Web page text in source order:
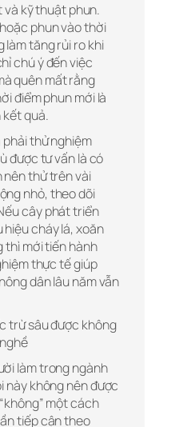
và kỹ thuật phun.
phun vào thời
làm tăng rủi ro khi
chú ý đến việc
quên mất rằng
điểm phun mới là
kết quả.
thử nghiệm
được tư vấn là có
nên thử trên vài
nhỏ, theo dõi
cây phát triển
cháy lá, xoăn
thì mới tiến hành
thực tế giúp
dân lâu năm vẫn
trừ sâu được không
làm trong ngành
này không nên được
một cách
tiếp cận theo